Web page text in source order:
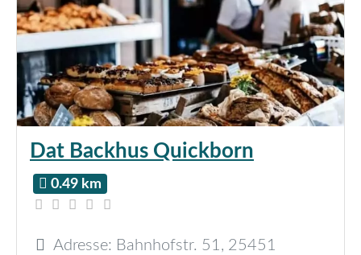
Dat Backhus Quickborn
0.49 km
Adresse: Bahnhofstr. 51, 25451